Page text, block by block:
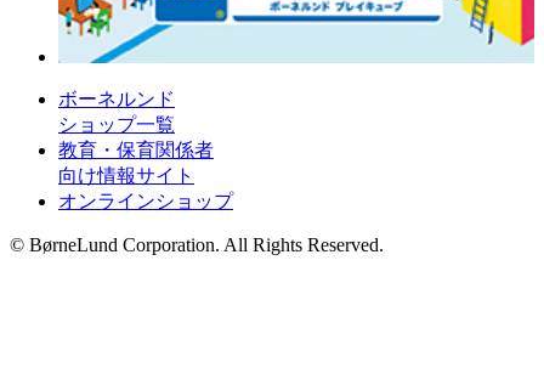
ボーネルンド
ショップ一覧
教育・保育関係者
向け情報サイト
オンラインショップ
© BørneLund Corporation. All Rights Reserved.